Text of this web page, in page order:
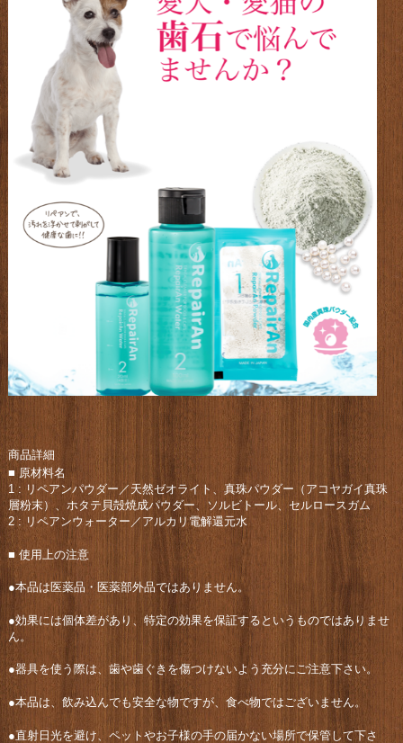
商品詳細
■ 原材料名
1 : リペアンパウダー／天然ゼオライト、真珠パウダー（アコヤガイ真珠
層粉末）、ホタテ貝殻焼成パウダー、ソルビトール、セルロースガム
2 : リペアンウォーター／アルカリ電解還元水
■ 使用上の注意
●本品は医薬品・医薬部外品ではありません。
●効果には個体差があり、特定の効果を保証するというものではありませ
ん。
●器具を使う際は、歯や歯ぐきを傷つけないよう充分にご注意下さい。
●本品は、飲み込んでも安全な物ですが、食べ物ではございません。
●直射日光を避け、ペットやお子様の手の届かない場所で保管して下さ